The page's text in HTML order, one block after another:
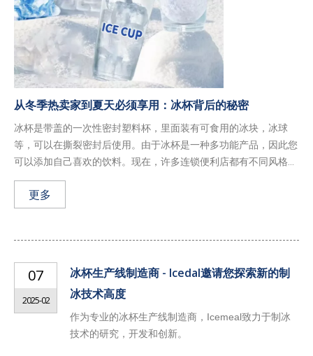
从冬季热卖家到夏天必须享用：冰杯背后的秘密
冰杯是带盖的一次性密封塑料杯，里面装有可食用的冰块，冰球
等，可以在撕裂密封后使用。由于冰杯是一种多功能产品，因此您
可以添加自己喜欢的饮料。现在，许多连锁便利店都有不同风格...
更多
07
2025-02
冰杯生产线制造商 - Icedal邀请您探索新的制
冰技术高度
作为专业的冰杯生产线制造商，Icemeal致力于制冰
技术的研究，开发和创新。